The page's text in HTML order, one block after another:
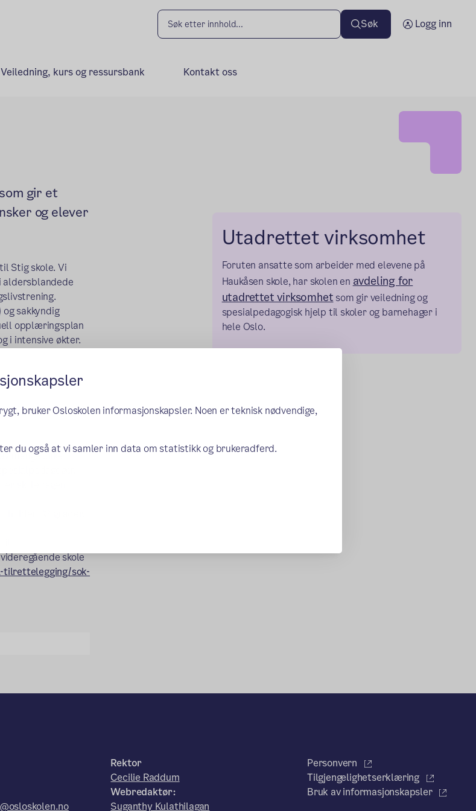
bruker Osloskolen informasjonskapsler. Noen er teknisk nødvendige,
du også at vi samler inn data om statistikk og brukeradferd.
Søk Logg inn
Veiledning, kurs og ressursbank Kontakt oss
gir et
og elever
Stig skole. Vi
sakkyndig
opplæringsplan
i intensive økter.
mange ulike
skoledagen
33 grader.
skole
tilrettelegging/sok-
Utadrettet virksomhet
Foruten ansatte som arbeider med elevene på
Haukåsen skole, har skolen en avdeling for
utadrettet virksomhet som gir veiledning og
spesialpedagogisk hjelp til skoler og barnehager i
hele Oslo.
Rektor
Cecilie Raddum
Webredaktør:
Suganthy Kulathilagan
Personvern
Tilgjengelighetserklæring
Bruk av informasjonskapsler